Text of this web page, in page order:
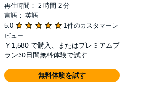
再生時間： 2 時間 2 分
言語： 英語
5.0
1件のカスタマーレ
ビュー
￥1,580 で購入、またはプレミアムプ
ラン30日間無料体験で試す
無料体験を試す